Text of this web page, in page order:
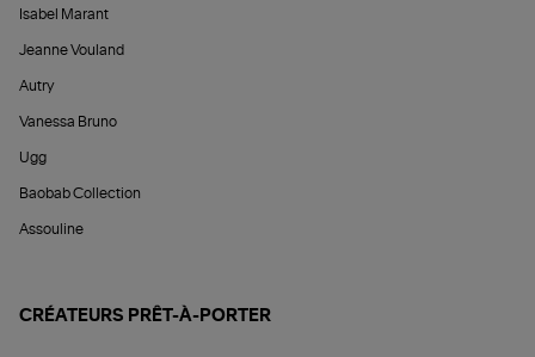
Isabel Marant
Jeanne Vouland
Autry
Vanessa Bruno
Ugg
Baobab Collection
Assouline
CRÉATEURS PRÊT-À-PORTER